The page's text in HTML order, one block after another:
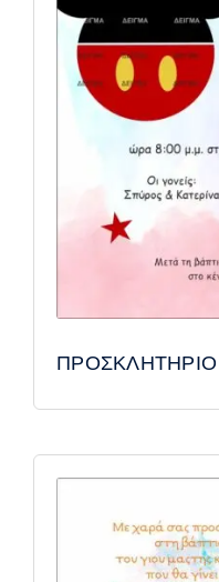
ΠΡΟΣΚΛΗΤΗΡΙΟ